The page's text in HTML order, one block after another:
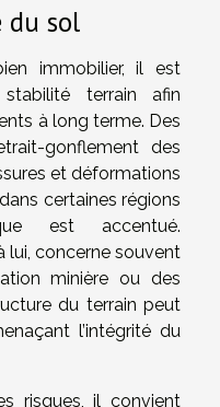
du sol
immobilier, il est
terrain afin
à long terme. Des
gonflement des
et déformations
certaines régions
est accentué.
lui, concerne souvent
minière ou des
du terrain peut
l’intégrité du
risques, il convient